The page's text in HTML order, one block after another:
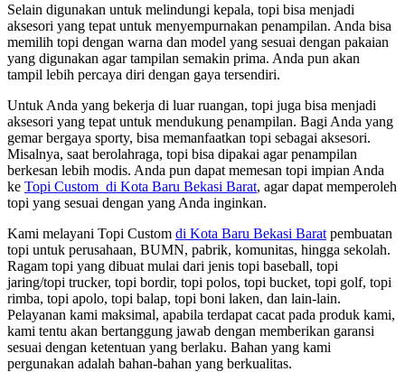
Selain digunakan untuk melindungi kepala, topi bisa menjadi
aksesori yang tepat untuk menyempurnakan penampilan. Anda bisa
memilih topi dengan warna dan model yang sesuai dengan pakaian
yang digunakan agar tampilan semakin prima. Anda pun akan
tampil lebih percaya diri dengan gaya tersendiri.
Untuk Anda yang bekerja di luar ruangan, topi juga bisa menjadi
aksesori yang tepat untuk mendukung penampilan. Bagi Anda yang
gemar bergaya sporty, bisa memanfaatkan topi sebagai aksesori.
Misalnya, saat berolahraga, topi bisa dipakai agar penampilan
berkesan lebih modis. Anda pun dapat memesan topi impian Anda
ke Topi Custom di Kota Baru Bekasi Barat, agar dapat memperoleh
topi yang sesuai dengan yang Anda inginkan.
Kami melayani Topi Custom di Kota Baru Bekasi Barat pembuatan
topi untuk perusahaan, BUMN, pabrik, komunitas, hingga sekolah.
Ragam topi yang dibuat mulai dari jenis topi baseball, topi
jaring/topi trucker, topi bordir, topi polos, topi bucket, topi golf, topi
rimba, topi apolo, topi balap, topi boni laken, dan lain-lain.
Pelayanan kami maksimal, apabila terdapat cacat pada produk kami,
kami tentu akan bertanggung jawab dengan memberikan garansi
sesuai dengan ketentuan yang berlaku. Bahan yang kami
pergunakan adalah bahan-bahan yang berkualitas.